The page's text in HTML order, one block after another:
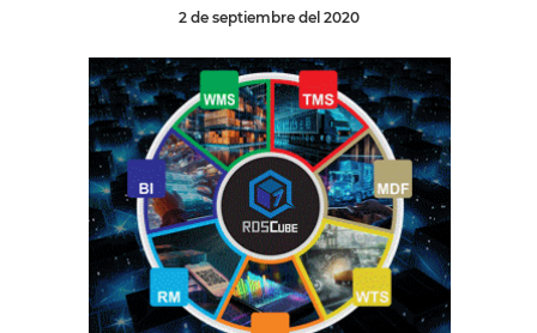
2 de septiembre del 2020